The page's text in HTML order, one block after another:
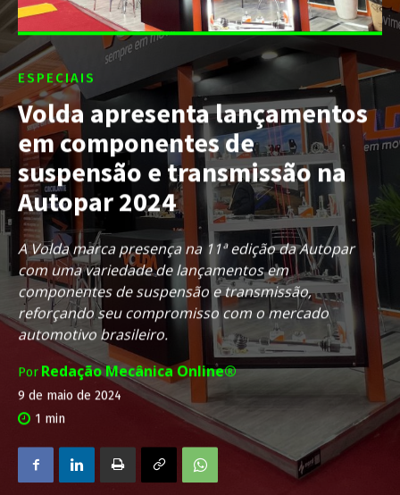
ESPECIAIS
Volda apresenta lançamentos
em componentes de
suspensão e transmissão na
Autopar 2024
A Volda marca presença na 11ª edição da Autopar
com uma variedade de lançamentos em
componentes de suspensão e transmissão,
reforçando seu compromisso com o mercado
automotivo brasileiro.
Por Redação Mecânica Online®
9 de maio de 2024
1 min